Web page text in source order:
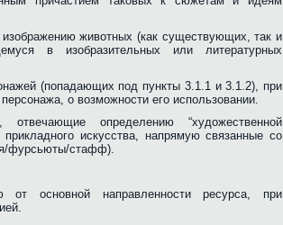
животных (как существующих, так и
в изобразительных или литературных
(попадающих под пункты 3.1.1 и 3.1.2), при
о возможности его использовании.
определению “художественной
искусства, напрямую связанные со
фурсьюты/стафф).
основной направленности ресурса, при